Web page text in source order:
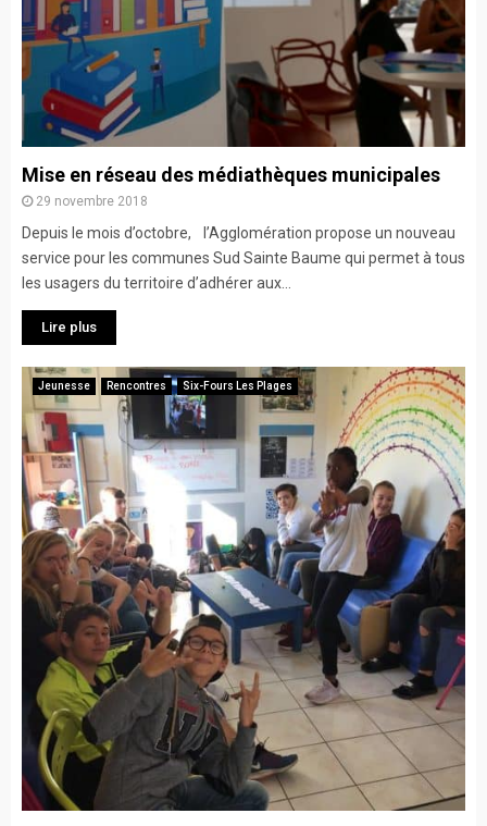
Mise en réseau des médiathèques municipales
29 novembre 2018
Depuis le mois d’octobre, l’Agglomération propose un nouveau
service pour les communes Sud Sainte Baume qui permet à tous
les usagers du territoire d’adhérer aux...
Lire plus
Jeunesse Rencontres Six-Fours Les Plages